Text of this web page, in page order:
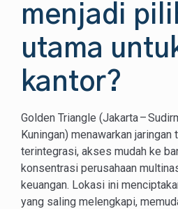
menjadi
utama
kantor?
Golden Triangle (Jakarta –
Kuningan) menawarkan
terintegrasi, akses mudah ke
konsentrasi perusahaan
keuangan. Lokasi ini
yang saling melengkapi,